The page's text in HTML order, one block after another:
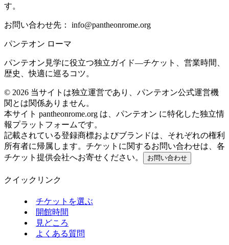
す。
お問い合わせ先： info@pantheonrome.org
パンテオン ローマ
パンテオン見学に役立つ独立ガイド—チケット、営業時間、
歴史、快適に巡るコツ。
© 2026 当サイトは独立運営であり、パンテオン公式運営機
関とは関係ありません。
本サイト pantheonrome.org は、パンテオン に特化した独立情
報プラットフォームです。
記載されている登録商標およびブランドは、それぞれの権利
所有者に帰属します。チケットに関するお問い合わせは、各
チケット提供会社へお寄せください。
お問い合わせ
クイックリンク
チケットを選ぶ
開館時間
見どころ
よくある質問